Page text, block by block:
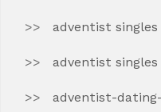
adventist singles
adventist singles
adventist-